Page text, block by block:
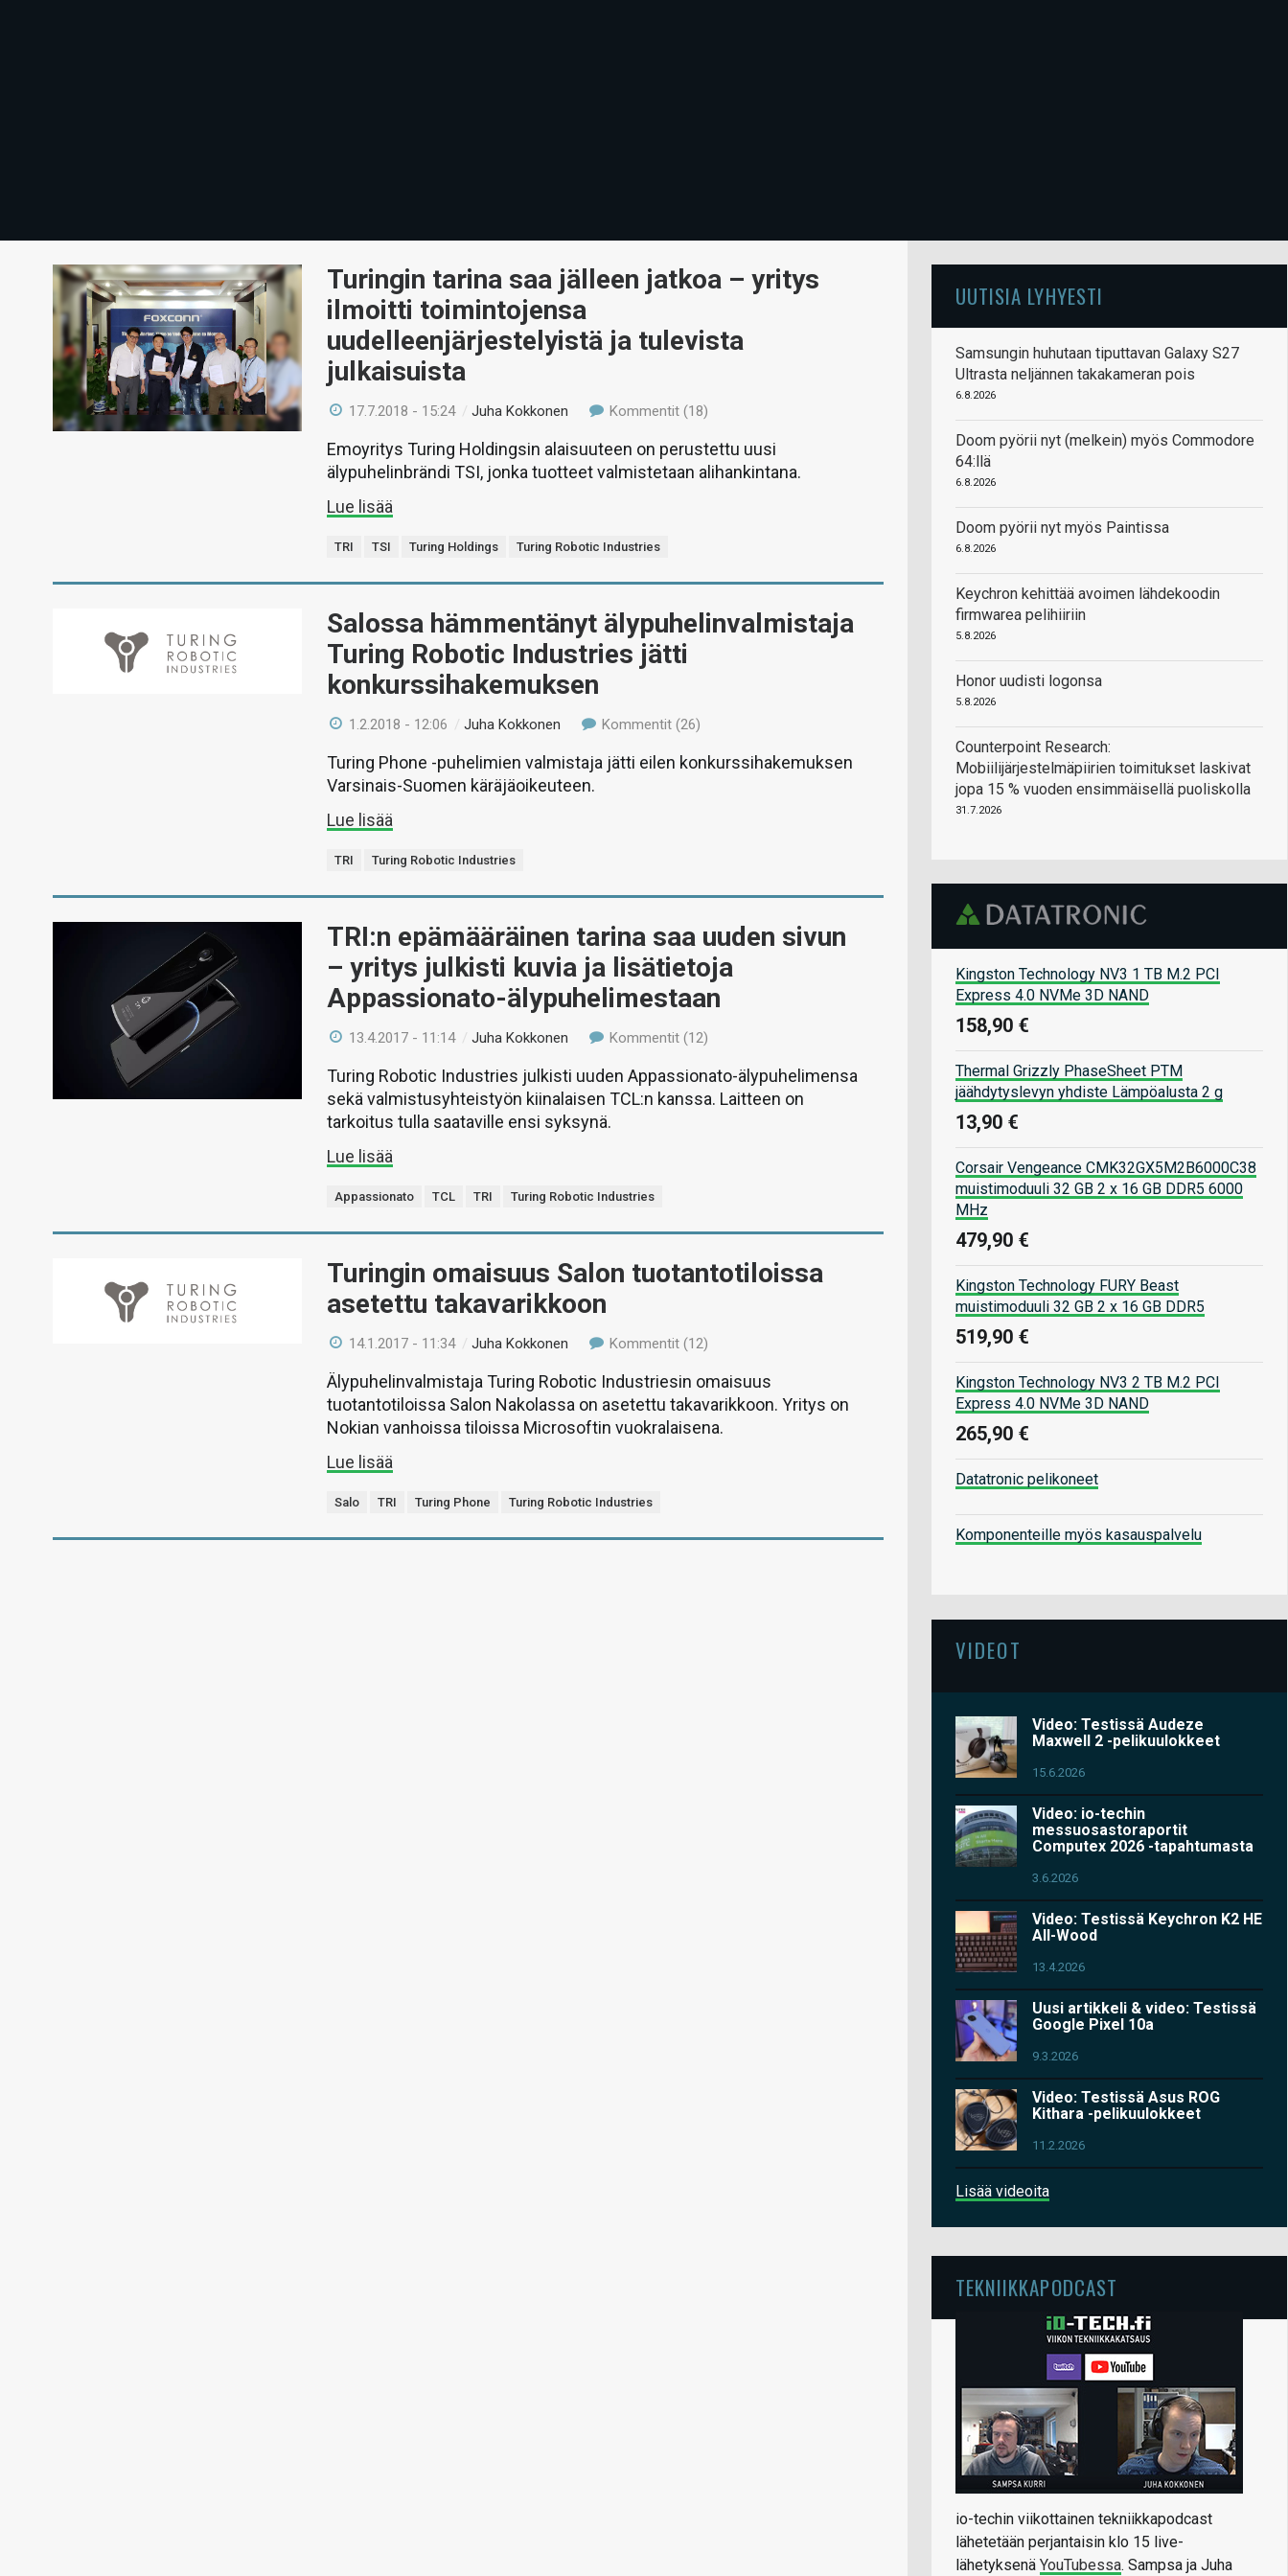
Turingin tarina saa jälleen jatkoa – yritys
ilmoitti toimintojensa
uudelleenjärjestelyistä ja tulevista
julkaisuista
17.7.2018 - 15:24 /Juha Kokkonen Kommentit (18)
Emoyritys Turing Holdingsin alaisuuteen on perustettu uusi
älypuhelinbrändi TSI, jonka tuotteet valmistetaan alihankintana.
Lue lisää
TRI TSI Turing Holdings Turing Robotic Industries
Salossa hämmentänyt älypuhelinvalmistaja
Turing Robotic Industries jätti
konkurssihakemuksen
1.2.2018 - 12:06 /Juha Kokkonen Kommentit (26)
Turing Phone -puhelimien valmistaja jätti eilen konkurssihakemuksen
Varsinais-Suomen käräjäoikeuteen.
Lue lisää
TRI Turing Robotic Industries
TRI:n epämääräinen tarina saa uuden sivun
– yritys julkisti kuvia ja lisätietoja
Appassionato-älypuhelimestaan
13.4.2017 - 11:14 /Juha Kokkonen Kommentit (12)
Turing Robotic Industries julkisti uuden Appassionato-älypuhelimensa
sekä valmistusyhteistyön kiinalaisen TCL:n kanssa. Laitteen on
tarkoitus tulla saataville ensi syksynä.
Lue lisää
Appassionato TCL TRI Turing Robotic Industries
Turingin omaisuus Salon tuotantotiloissa
asetettu takavarikkoon
14.1.2017 - 11:34 /Juha Kokkonen Kommentit (12)
Älypuhelinvalmistaja Turing Robotic Industriesin omaisuus
tuotantotiloissa Salon Nakolassa on asetettu takavarikkoon. Yritys on
Nokian vanhoissa tiloissa Microsoftin vuokralaisena.
Lue lisää
Salo TRI Turing Phone Turing Robotic Industries
UUTISIA LYHYESTI
Samsungin huhutaan tiputtavan Galaxy S27
Ultrasta neljännen takakameran pois
6.8.2026
Doom pyörii nyt (melkein) myös Commodore
64:llä
6.8.2026
Doom pyörii nyt myös Paintissa
6.8.2026
Keychron kehittää avoimen lähdekoodin
firmwarea pelihiiriin
5.8.2026
Honor uudisti logonsa
5.8.2026
Counterpoint Research:
Mobiilijärjestelmäpiirien toimitukset laskivat
jopa 15 % vuoden ensimmäisellä puoliskolla
31.7.2026
Kingston Technology NV3 1 TB M.2 PCI
Express 4.0 NVMe 3D NAND
158,90 €
Thermal Grizzly PhaseSheet PTM
jäähdytyslevyn yhdiste Lämpöalusta 2 g
13,90 €
Corsair Vengeance CMK32GX5M2B6000C38
muistimoduuli 32 GB 2 x 16 GB DDR5 6000
MHz
479,90 €
Kingston Technology FURY Beast
muistimoduuli 32 GB 2 x 16 GB DDR5
519,90 €
Kingston Technology NV3 2 TB M.2 PCI
Express 4.0 NVMe 3D NAND
265,90 €
Datatronic pelikoneet
Komponenteille myös kasauspalvelu
VIDEOT
Video: Testissä Audeze
Maxwell 2 -pelikuulokkeet
15.6.2026
Video: io-techin
messuosastoraportit
Computex 2026 -tapahtumasta
3.6.2026
Video: Testissä Keychron K2 HE
All-Wood
13.4.2026
Uusi artikkeli & video: Testissä
Google Pixel 10a
9.3.2026
Video: Testissä Asus ROG
Kithara -pelikuulokkeet
11.2.2026
Lisää videoita
TEKNIIKKAPODCAST
io-techin viikottainen tekniikkapodcast
lähetetään perjantaisin klo 15 live-
lähetyksenä YouTubessa. Sampsa ja Juha